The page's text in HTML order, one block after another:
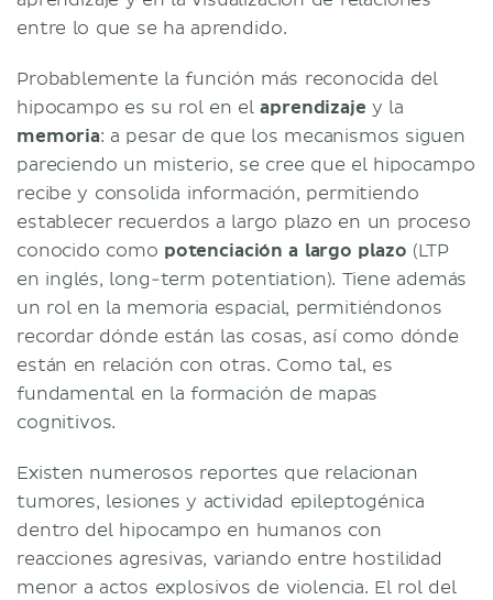
entre lo que se ha aprendido.
Probablemente la función más reconocida del
hipocampo es su rol en elaprendizajey la
memoria: a pesar de que los mecanismos siguen
pareciendo un misterio, se cree que el hipocampo
recibe y consolida información, permitiendo
establecer recuerdos a largo plazo en un proceso
conocido como potenciación a largo plazo (LTP
en inglés, long-term potentiation). Tiene además
un rol en la memoria espacial, permitiéndonos
recordar dónde están las cosas, así como dónde
están en relación con otras. Como tal, es
fundamental en la formación de mapas
cognitivos.
Existen numerosos reportes que relacionan
tumores, lesiones y actividad epileptogénica
dentro del hipocampo en humanos con
reacciones agresivas, variando entre hostilidad
menor a actos explosivos de violencia. El rol del